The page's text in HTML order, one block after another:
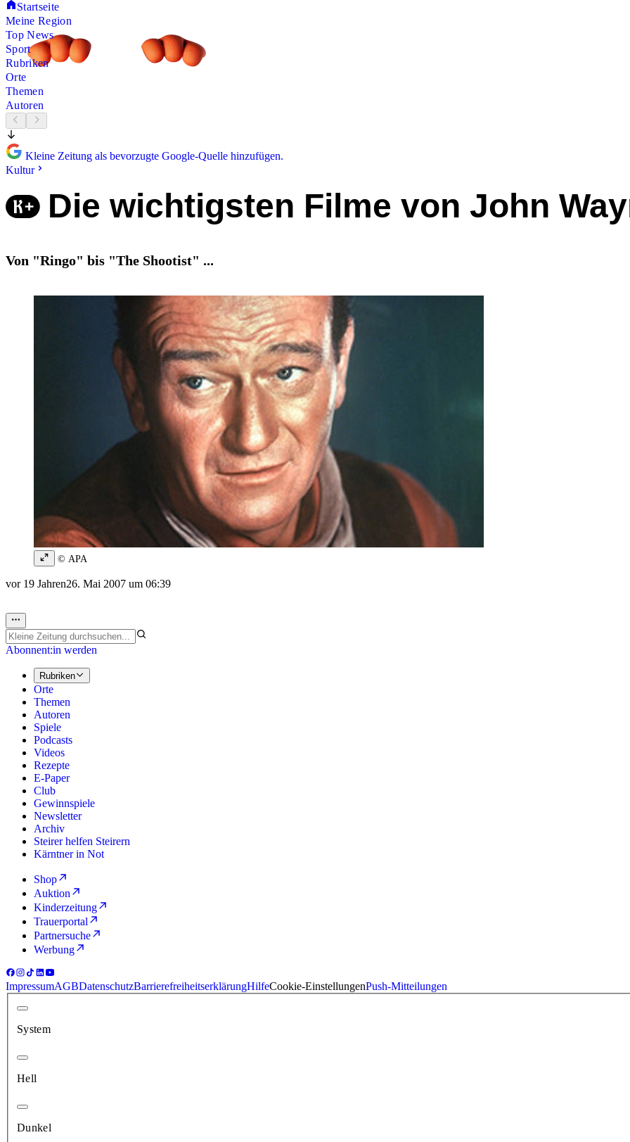
Startseite
Meine Region
Top News
Sport
Rubriken
Orte
Themen
Autoren
Kleine Zeitung als bevorzugte Google-Quelle hinzufügen.
Kultur
Die wichtigsten Filme von John
Von "Ringo" bis "The Shootist" ...
© APA
vor 19 Jahren26. Mai 2007 um 06:39
Abonnent:in werden
Rubriken
Orte
Themen
Autoren
Spiele
Podcasts
Videos
Rezepte
E-Paper
Club
Gewinnspiele
Newsletter
Archiv
Steirer helfen Steirern
Kärntner in Not
Shop
Auktion
Kinderzeitung
Trauerportal
Partnersuche
Werbung
ImpressumAGBDatenschutzBarrierefreiheitserklärungHilfeCookie-EinstellungenPush-Mitteilungen
System
Hell
Dunkel